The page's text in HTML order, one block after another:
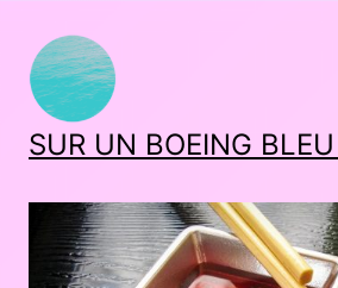
SUR UN BOEING